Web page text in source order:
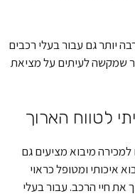
יותר גם עבור בעלי רכבים
שמקשה לעיתים על מציאת
לטווח הארוך
מיבוא מציעים גם
איכותי ומטופל כראוי
את חיי הרכב. עבור בעלי